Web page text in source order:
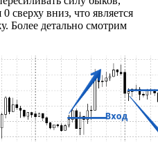
сверху вниз, что является
Более детально смотрим